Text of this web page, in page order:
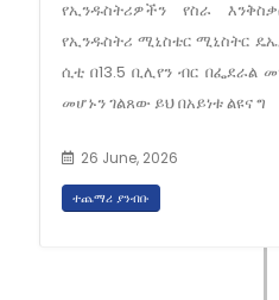
የኢንዱስትሪዎችን የስራ
የኢንዱስትሪ ሚኒስቴር ሚኒስትር
ሲቲ በ13.5 ቢሊየን ብር በፌደራል
መሆኑን ገልጸው ይህ በአይነቱ ልዩና ግ
26 June, 2026
ተጨማሪ ያንብቡ